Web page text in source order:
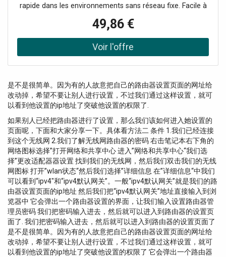
rapide dans les environnements sans réseau fixe. Facile à
professionnelle ou mobile, avec les caractéristiques
suivantes : Fréquence Wi-Fi : 2,4 GHz Vitesse Wi-Fi
maximale : 300 Mbps Vitesse LTE : jusqu'à 150 Mbps Prise
en charge des appareils connectés : jusqu'à 32 Antennes :
le Wi-Fi Alimentation : double tension (9V/5V), prise en
charge de la banque d'alimentation Compatibilité SIM :
Plus de 3900 opérateurs dans plus de 100 pays
49,86 €
是不是很简单。因为有的人故意把自己的路由器设置页面的网址给
改动掉，希望不要让别人进行设置，不过我们通过这样设置，就可
以看到他设置的ip地址了突破他设置的权限了.
如果别人已经把路由器进行了设置，那么我们该如何进入她设置的
页面呢，下面和大家分享一下。具体看方法二 条件 1.我们已经连接
到这个无线网 2.我们了解无线网路由器的密码 右击笔记本右下角的
网络图标选择”打开网络和共享中心 进入”网络和共享中心“我们选
择”更改适配器器设置 找到我们的无线网，然后我们双击我们的无线
网图标 打开”wlan状态“然后我们选择”详细信息 在”详细信息“中我们
可以看到“ipv4″和“ipv4默认网关”。一般“ipv4默认网关”就是我们的路
由器设置页面的ip地址 然后我们把“ipv4默认网关”地址直接输入到浏
览器中 它会弹出一个路由器设置的界面，让我们输入设置路由器管
理员密码 我们把密码输入进去，然后就可以进入到路由器的设置页
面了. 我们把密码输入进去，然后就可以进入到路由器的设置页面了
是不是很简单。因为有的人故意把自己的路由器设置页面的网址给
改动掉，希望不要让别人进行设置，不过我们通过这样设置，就可
以看到他设置的ip地址了突破他设置的权限了 它会弹出一个路由器